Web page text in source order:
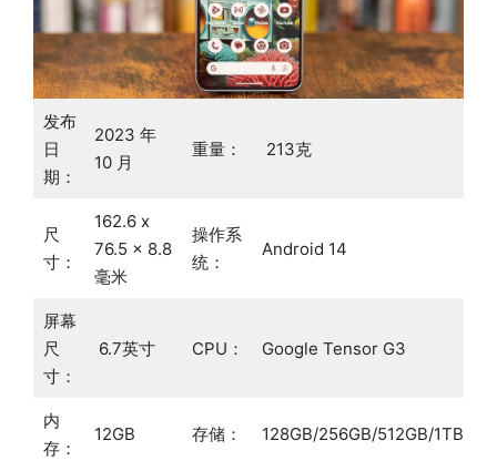
发布
日
期：
2023 年
10 月
重量： 213克
尺
寸：
162.6 x
76.5 x 8.8
毫米
操作系
统：
Android 14
屏幕
尺
寸：
6.7英寸 CPU： Google Tensor G3
内
存：
12GB 存储： 128GB/256GB/512GB/1TB